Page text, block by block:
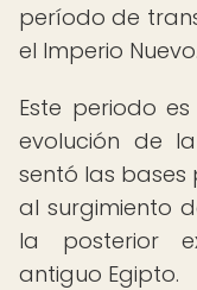
período de
el Imperio Nuevo.
Este periodo
evolución de
sentó las bases
al surgimiento
la posterior
antiguo Egipto.